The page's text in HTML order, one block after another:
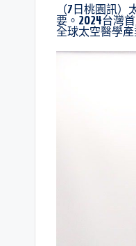
（7日桃園訊
要。2024台灣
全球太空醫學產